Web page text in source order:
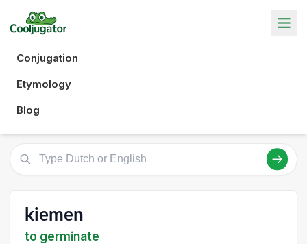
Conjugation
Etymology
Blog
kiemen
to germinate